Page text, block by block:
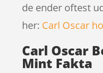
de ender oftest
her: Carl Oscar
Carl Oscar
Mint Fakta